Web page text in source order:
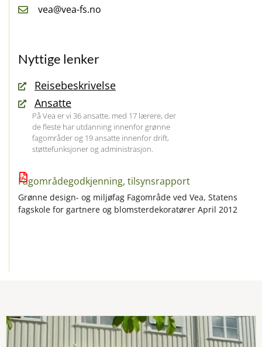
vea@vea-fs.no
Nyttige lenker
Reisebeskrivelse
Ansatte
På Vea er vi 36 ansatte, med 17 lærere, der
de fleste har utdanning innenfor grønne
fagområder og 19 ansatte innenfor drift,
støttefunksjoner og administrasjon.
Fagområdegodkjenning, tilsynsrapport
Grønne design- og miljøfag Fagområde ved Vea, Statens
fagskole for gartnere og blomsterdekoratører April 2012